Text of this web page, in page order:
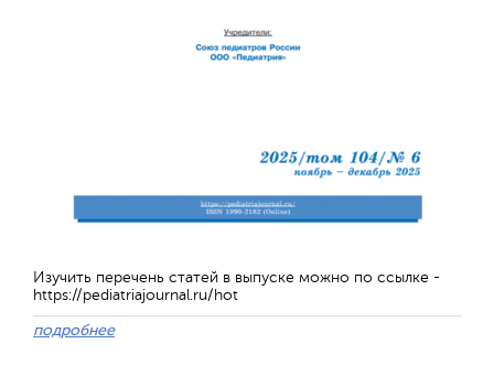
Изучить перечень статей в выпуске можно по ссылке -
https://pediatriajournal.ru/hot
подробнее
Отправить